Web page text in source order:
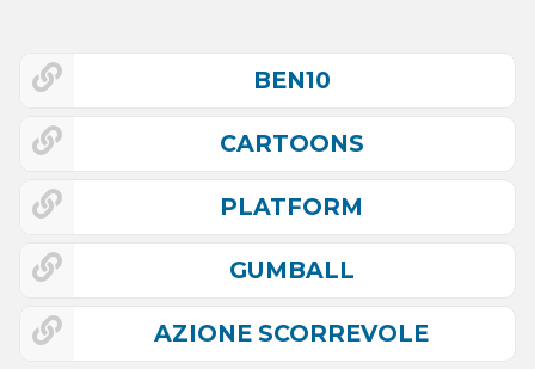
BEN10
CARTOONS
PLATFORM
GUMBALL
AZIONE SCORREVOLE